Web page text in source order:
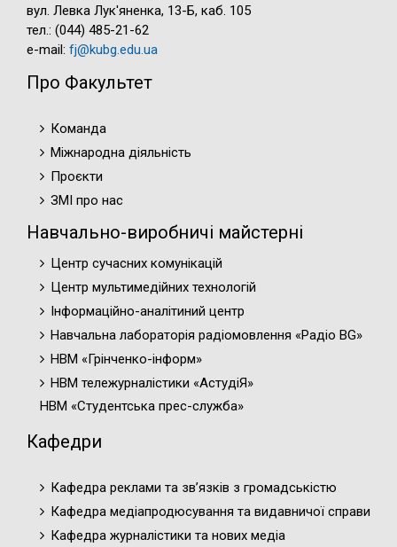
вул. Левка Лук'яненка, 13-Б, каб. 105
тел.: (044) 485-21-62
e-mail: fj@kubg.edu.ua
Про Факультет
Команда
Міжнародна діяльність
Проєкти
ЗМІ про нас
Навчально-виробничі майстерні
Центр сучасних комунікацій
Центр мультимедійних технологій
Інформаційно-аналітиний центр
Навчальна лабораторія радіомовлення «Радіо BG»
НВМ «Грінченко-інформ»
НВМ тележурналістики «АстудіЯ»
НВМ «Студентська прес-служба»
Кафедри
Кафедра реклами та зв’язків з громадськістю
Кафедра медіапродюсування та видавничої справи
Кафедра журналістики та нових медіа